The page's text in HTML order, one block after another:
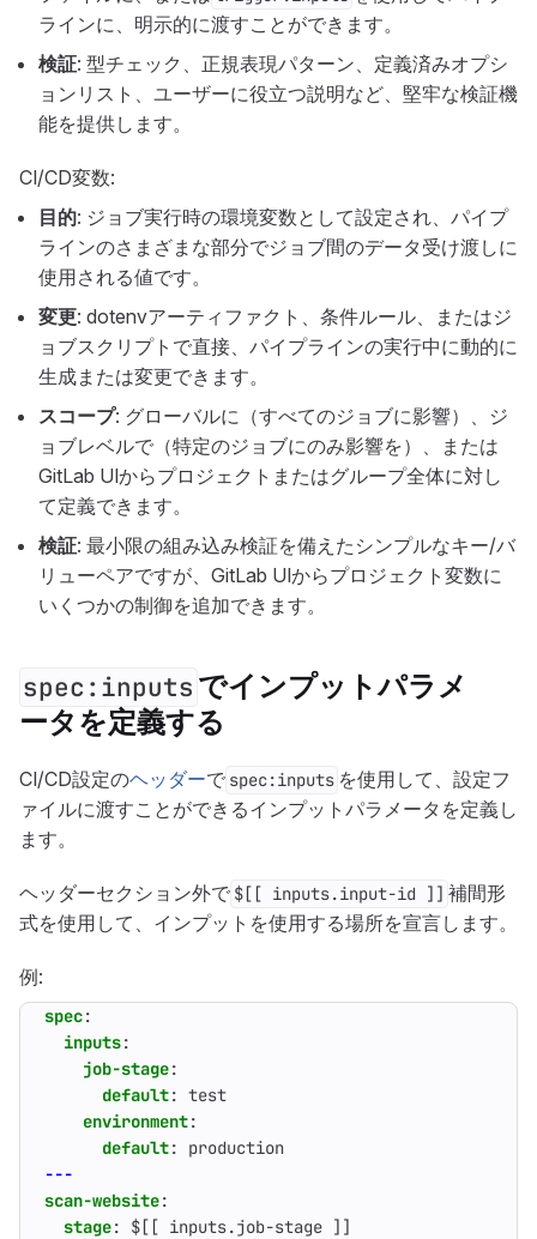
ラインに、明示的に渡すことができます。
検証: 型チェック、正規表現パターン、定義済みオプシ
ョンリスト、ユーザーに役立つ説明など、堅牢な検証機
能を提供します。
CI/CD変数:
目的: ジョブ実行時の環境変数として設定され、パイプ
ラインのさまざまな部分でジョブ間のデータ受け渡しに
使用される値です。
変更: dotenvアーティファクト、条件ルール、またはジ
ョブスクリプトで直接、パイプラインの実行中に動的に
生成または変更できます。
スコープ: グローバルに（すべてのジョブに影響）、ジ
ョブレベルで（特定のジョブにのみ影響を）、または
GitLab UIからプロジェクトまたはグループ全体に対し
て定義できます。
検証: 最小限の組み込み検証を備えたシンプルなキー/バ
リューペアですが、GitLab UIからプロジェクト変数に
いくつかの制御を追加できます。
spec:inputs でインプットパラメ
ータを定義する
CI/CD設定のヘッダーで spec:inputs を使用して、設定フ
ァイルに渡すことができるインプットパラメータを定義し
ます。
ヘッダーセクション外で $[[ inputs.input-id ]] 補間形
式を使用して、インプットを使用する場所を宣言します。
例:
spec:
inputs:
job-stage:
default: test
environment:
default:
production
---
scan-website:
stage:
$[[ inputs.job-stage ]]